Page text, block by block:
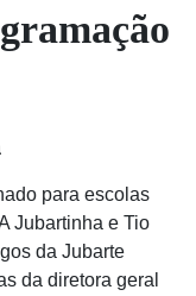
para escolas
Jubartinha e Tio
da Jubarte
da diretora geral